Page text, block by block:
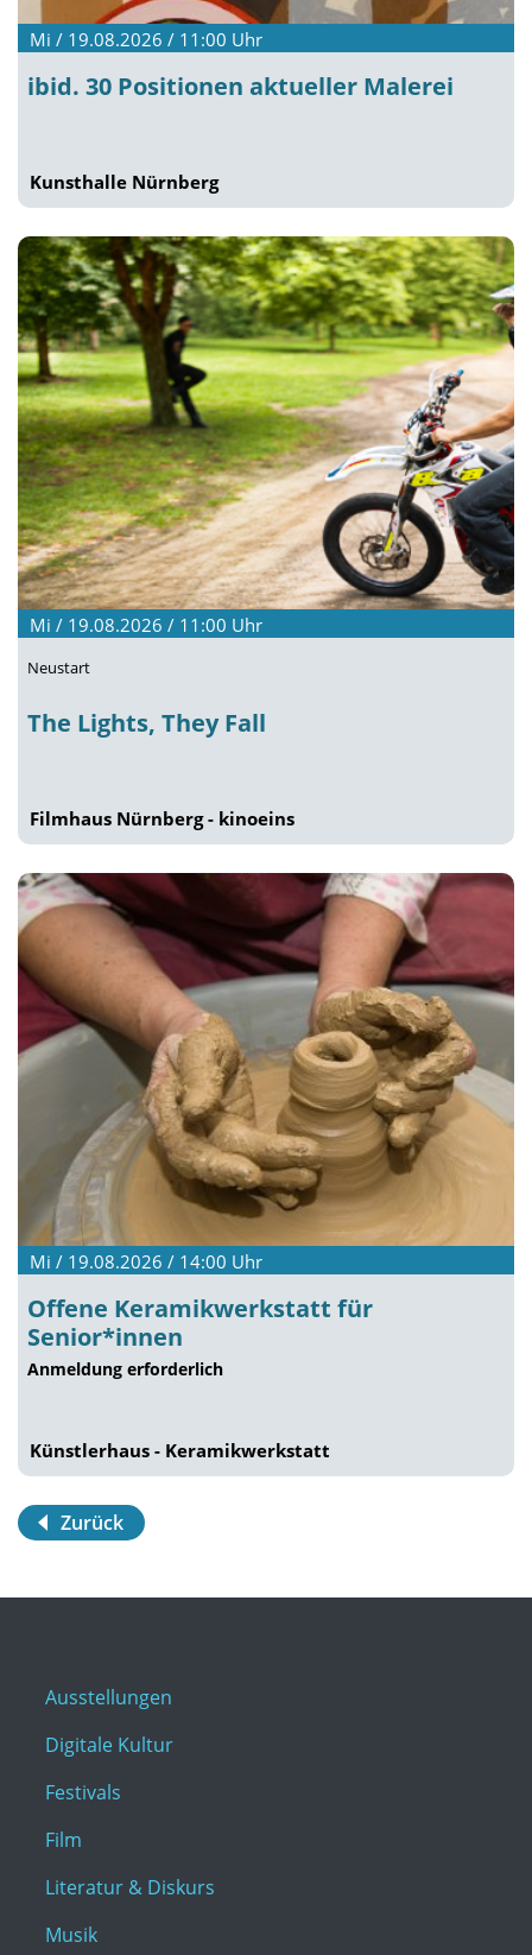
Mi / 19.08.2026 / 11:00 Uhr
ibid. 30 Positionen aktueller Malerei
Kunsthalle Nürnberg
Mi / 19.08.2026 / 11:00 Uhr
Neustart
The Lights, They Fall
Filmhaus Nürnberg - kinoeins
Mi / 19.08.2026 / 14:00 Uhr
Offene Keramikwerkstatt für
Senior*innen
Anmeldung erforderlich
Künstlerhaus - Keramikwerkstatt
Zurück
Ausstellungen
Digitale Kultur
Festivals
Film
Literatur & Diskurs
Musik